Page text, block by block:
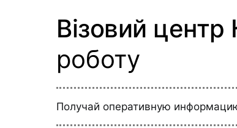
Візовий центр
роботу
Получай оперативную